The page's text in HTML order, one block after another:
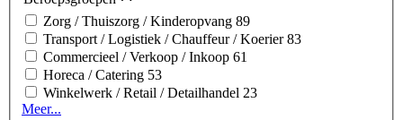
Zorg / Thuiszorg / Kinderopvang 89
Transport / Logistiek / Chauffeur / Koerier83
Commercieel / Verkoop / Inkoop 61
Horeca / Catering 53
Winkelwerk / Retail / Detailhandel 23
Meer...